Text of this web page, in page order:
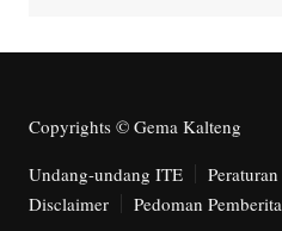
Copyrights © Gema Kalteng
Undang-undang ITE
Disclaimer
Pedoman